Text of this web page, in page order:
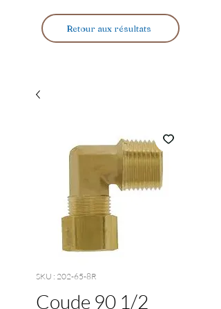
Retour aux résultats
SKU : 202-65-8R
Coude 90 1/2